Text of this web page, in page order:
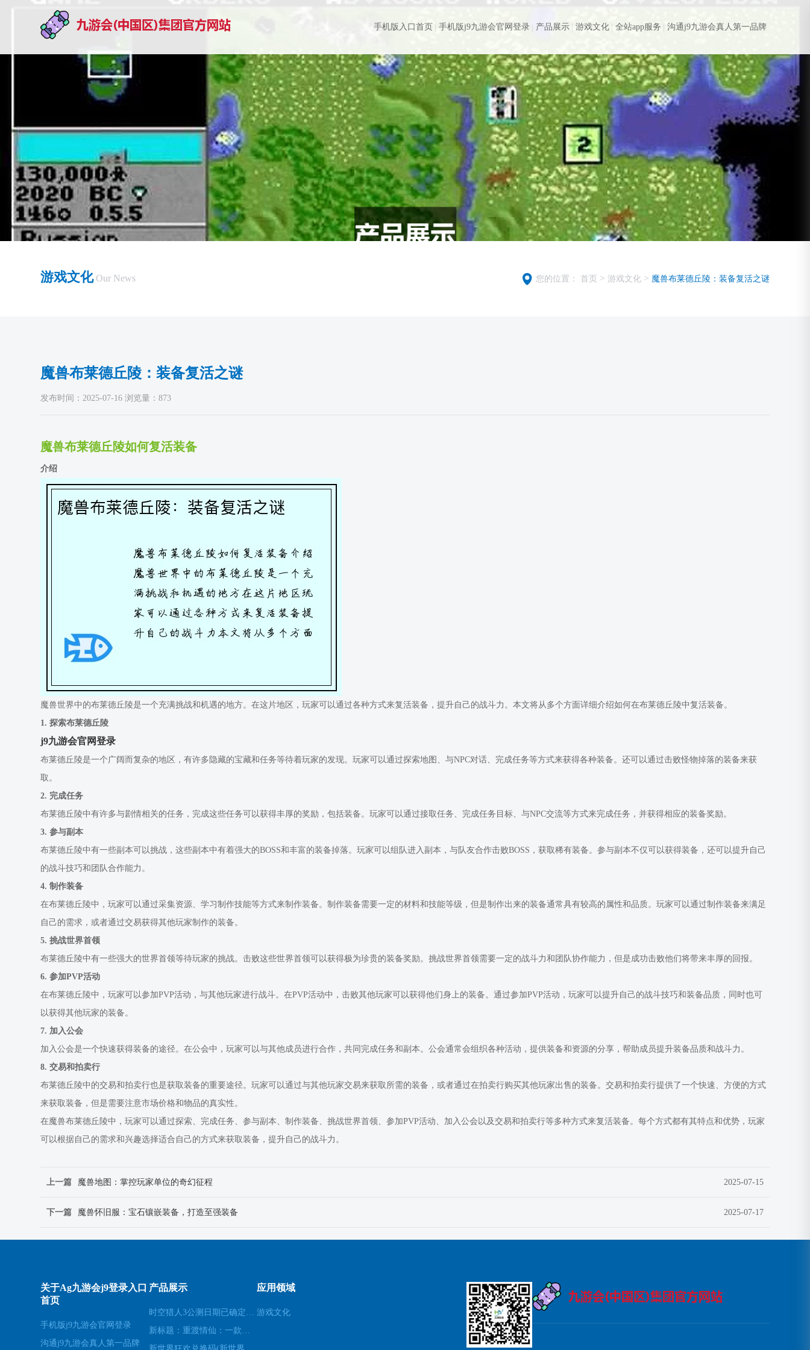
手机版入口首页 手机版j9九游会官网登录 产品展示 游戏文化 全站app服务 沟通j9九游会真人第一品牌
游戏文化 Our News 您的位置： 首页 > 游戏文化> 魔兽布莱德丘陵：装备复活之谜
魔兽布莱德丘陵：装备复活之谜
发布时间：2025-07-16 浏览量：873
魔兽布莱德丘陵如何复活装备
介绍
魔兽世界中的布莱德丘陵是一个充满挑战和机遇的地方。在这片地区，玩家可以通过各种方式来复活装备，提升自己的战斗力。本文将从多个方面详细介绍如何在布莱德丘陵中复活装备。
1. 探索布莱德丘陵
j9九游会官网登录
布莱德丘陵是一个广阔而复杂的地区，有许多隐藏的宝藏和任务等待着玩家的发现。玩家可以通过探索地图、与NPC对话、完成任务等方式来获得各种装备。还可以通过击败怪物掉落的装备来获
取。
2. 完成任务
布莱德丘陵中有许多与剧情相关的任务，完成这些任务可以获得丰厚的奖励，包括装备。玩家可以通过接取任务、完成任务目标、与NPC交流等方式来完成任务，并获得相应的装备奖励。
3. 参与副本
布莱德丘陵中有一些副本可以挑战，这些副本中有着强大的BOSS和丰富的装备掉落。玩家可以组队进入副本，与队友合作击败BOSS，获取稀有装备。参与副本不仅可以获得装备，还可以提升自己
的战斗技巧和团队合作能力。
4. 制作装备
在布莱德丘陵中，玩家可以通过采集资源、学习制作技能等方式来制作装备。制作装备需要一定的材料和技能等级，但是制作出来的装备通常具有较高的属性和品质。玩家可以通过制作装备来满足
自己的需求，或者通过交易获得其他玩家制作的装备。
5. 挑战世界首领
布莱德丘陵中有一些强大的世界首领等待玩家的挑战。击败这些世界首领可以获得极为珍贵的装备奖励。挑战世界首领需要一定的战斗力和团队协作能力，但是成功击败他们将带来丰厚的回报。
6. 参加PVP活动
在布莱德丘陵中，玩家可以参加PVP活动，与其他玩家进行战斗。在PVP活动中，击败其他玩家可以获得他们身上的装备。通过参加PVP活动，玩家可以提升自己的战斗技巧和装备品质，同时也可
以获得其他玩家的装备。
7. 加入公会
加入公会是一个快速获得装备的途径。在公会中，玩家可以与其他成员进行合作，共同完成任务和副本。公会通常会组织各种活动，提供装备和资源的分享，帮助成员提升装备品质和战斗力。
8. 交易和拍卖行
布莱德丘陵中的交易和拍卖行也是获取装备的重要途径。玩家可以通过与其他玩家交易来获取所需的装备，或者通过在拍卖行购买其他玩家出售的装备。交易和拍卖行提供了一个快速、方便的方式
来获取装备，但是需要注意市场价格和物品的真实性。
在魔兽布莱德丘陵中，玩家可以通过探索、完成任务、参与副本、制作装备、挑战世界首领、参加PVP活动、加入公会以及交易和拍卖行等多种方式来复活装备。每个方式都有其特点和优势，玩家
可以根据自己的需求和兴趣选择适合自己的方式来获取装备，提升自己的战斗力。
上一篇 魔兽地图：掌控玩家单位的奇幻征程 2025-07-15
下一篇 魔兽怀旧服：宝石镶嵌装备，打造至强装备 2025-07-17
关于Ag九游会j9登录入口
首页
手机版j9九游会官网登录
沟通j9九游会真人第一品牌
产品展示
时空猎人3公测日期已确定(时空猎人3公测日期确定为下月，玩法和剧情曝光)
新标题：重渡情仙：一款神剑之恋的游戏推荐(重渡情仙：探索神剑之恋的游戏魅力)
应用领域
游戏文化